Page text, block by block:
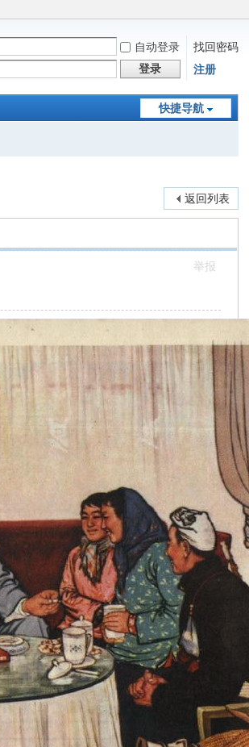
自动登录
找回密码
登录 注册
快捷导航
返回列表
举报